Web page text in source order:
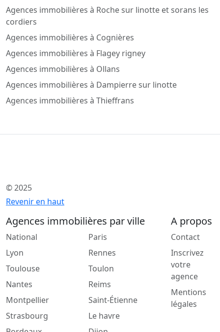
Agences immobilières à Roche sur linotte et sorans les
cordiers
Agences immobilières à Cognières
Agences immobilières à Flagey rigney
Agences immobilières à Ollans
Agences immobilières à Dampierre sur linotte
Agences immobilières à Thieffrans
© 2025
Revenir en haut
Agences immobilières par ville
National
Lyon
Toulouse
Nantes
Montpellier
Strasbourg
Paris
Rennes
Toulon
Reims
Saint-Étienne
Le havre
A propos
Contact
Inscrivez
votre
agence
Mentions
légales